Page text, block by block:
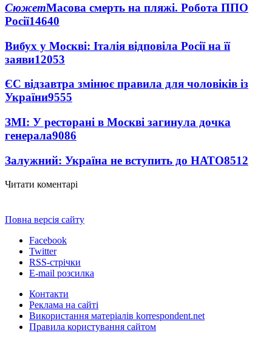
СюжетМасова смерть на пляжі. Робота ППО
Росії14640
Вибух у Москві: Італія відповіла Росії на її
заяви12053
ЄС відзавтра змінює правила для чоловіків із
України9555
ЗМІ: У ресторані в Москві загинула дочка
генерала9086
Залужний: Україна не вступить до НАТО8512
Читати коментарі
Повна версія сайту
Facebook
Twitter
RSS-стрічки
E-mail розсилка
Контакти
Реклама на сайті
Використання матеріалів korrespondent.net
Правила користування сайтом